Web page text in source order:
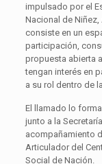
impulsado por el
Nacional de Niñez,
consiste en un
participación,
propuesta abierta
tengan interés en
a su rol dentro de
El llamado lo
junto a la
acompañamiento
Articulador del
Social de Nación.